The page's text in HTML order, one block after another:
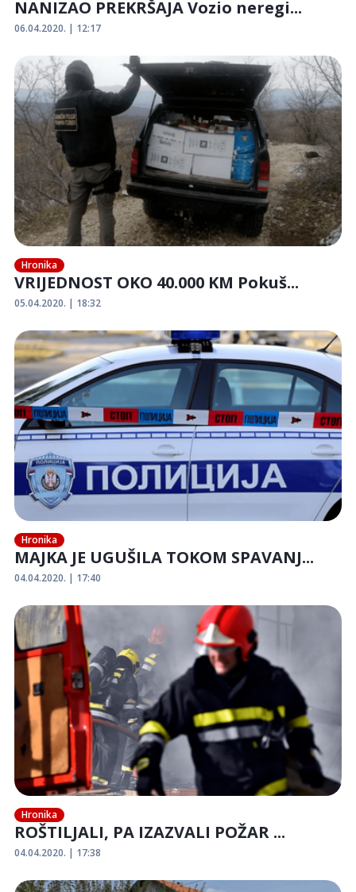
NANIZAO PREKRŠAJA Vozio neregi...
06.04.2020. | 12:17
Hronika
VRIJEDNOST OKO 40.000 KM Pokuš...
05.04.2020. | 18:32
Hronika
MAJKA JE UGUŠILA TOKOM SPAVANJ...
04.04.2020. | 17:40
Hronika
ROŠTILJALI, PA IZAZVALI POŽAR ...
04.04.2020. | 17:38